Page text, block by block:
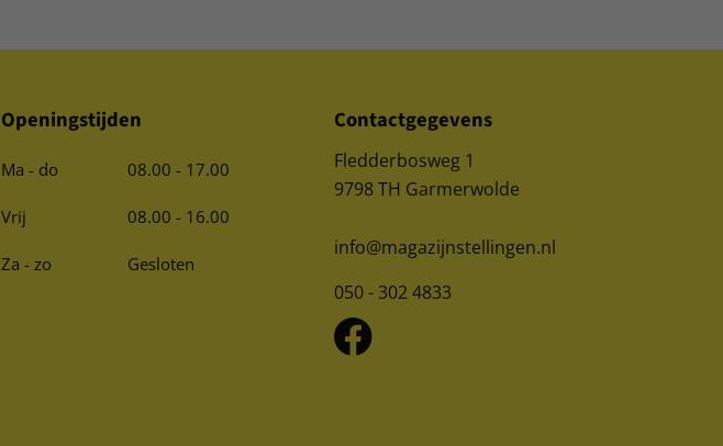
Openingstijden
Ma - do 08.00 - 17.00
Vrij 08.00 - 16.00
Za - zo Gesloten
Contactgegevens
Fledderbosweg 1
9798 TH Garmerwolde
info@magazijnstellingen.nl
050 - 302 4833